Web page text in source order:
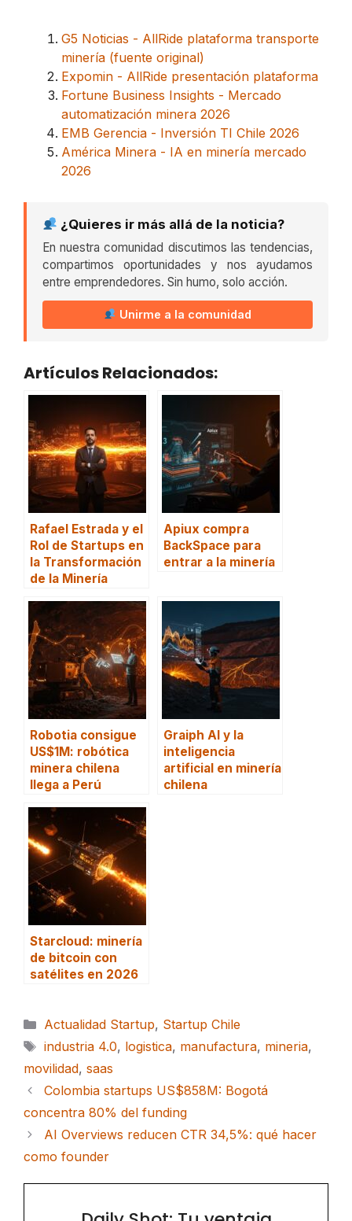
G5 Noticias - AllRide plataforma transporte
minería (fuente original)
Expomin - AllRide presentación plataforma
Fortune Business Insights - Mercado
automatización minera 2026
EMB Gerencia - Inversión TI Chile 2026
América Minera - IA en minería mercado
2026
¿Quieres ir más allá de la noticia?
En nuestra comunidad discutimos las tendencias,
compartimos oportunidades y nos ayudamos
entre emprendedores. Sin humo, solo acción.
Unirme a la comunidad
Artículos Relacionados:
Rafael Estrada y el
Rol de Startups en
la Transformación
de la Minería
Apiux compra
BackSpace para
entrar a la minería
Robotia consigue
US$1M: robótica
minera chilena
llega a Perú
Graiph AI y la
inteligencia
artificial en minería
chilena
Starcloud: minería
de bitcoin con
satélites en 2026
Categorías
Actualidad Startup, Startup Chile
Etiquetas
industria 4.0, logistica, manufactura, mineria,
movilidad, saas
Colombia startups US$858M: Bogotá
concentra 80% del funding
AI Overviews reducen CTR 34,5%: qué hacer
como founder